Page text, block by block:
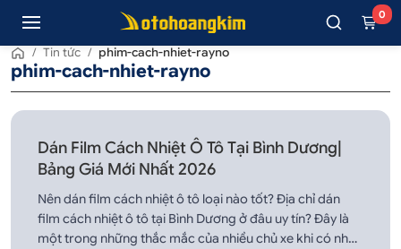
0
/ Tin tức / phim-cach-nhiet-rayno
phim-cach-nhiet-rayno
Dán Film Cách Nhiệt Ô Tô Tại Bình Dương|
Bảng Giá Mới Nhất 2026
Nên dán film cách nhiệt ô tô loại nào tốt? Địa chỉ dán
film cách nhiệt ô tô tại Bình Dương ở đâu uy tín? Đây là
một trong những thắc mắc của nhiều chủ xe khi có nhu